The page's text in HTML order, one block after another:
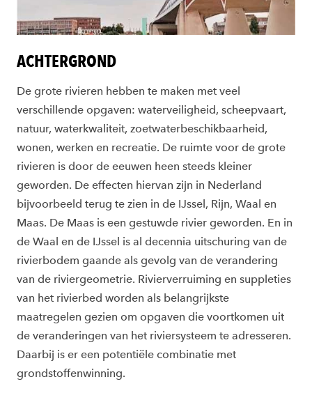
ACHTERGROND
De grote rivieren hebben te maken met veel
verschillende opgaven: waterveiligheid, scheepvaart,
natuur, waterkwaliteit, zoetwaterbeschikbaarheid,
wonen, werken en recreatie. De ruimte voor de grote
rivieren is door de eeuwen heen steeds kleiner
geworden. De effecten hiervan zijn in Nederland
bijvoorbeeld terug te zien in de IJssel, Rijn, Waal en
Maas. De Maas is een gestuwde rivier geworden. En in
de Waal en de IJssel is al decennia uitschuring van de
rivierbodem gaande als gevolg van de verandering
van de riviergeometrie. Rivierverruiming en suppleties
van het rivierbed worden als belangrijkste
maatregelen gezien om opgaven die voortkomen uit
de veranderingen van het riviersysteem te adresseren.
Daarbij is er een potentiële combinatie met
grondstoffenwinning.